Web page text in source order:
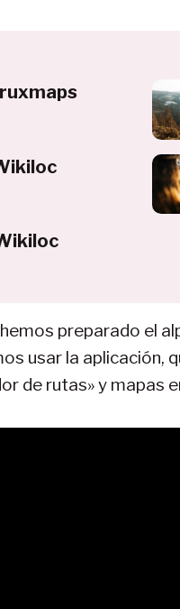
preparado el
usar la aplicación,
de rutas» y mapas